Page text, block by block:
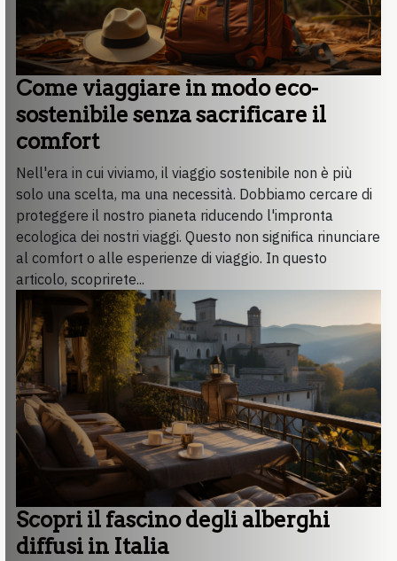
Come viaggiare in modo eco-
sostenibile senza sacrificare il
comfort
Nell'era in cui viviamo, il viaggio sostenibile non è più
solo una scelta, ma una necessità. Dobbiamo cercare di
proteggere il nostro pianeta riducendo l'impronta
ecologica dei nostri viaggi. Questo non significa rinunciare
al comfort o alle esperienze di viaggio. In questo
articolo, scoprirete...
Scopri il fascino degli alberghi
diffusi in Italia